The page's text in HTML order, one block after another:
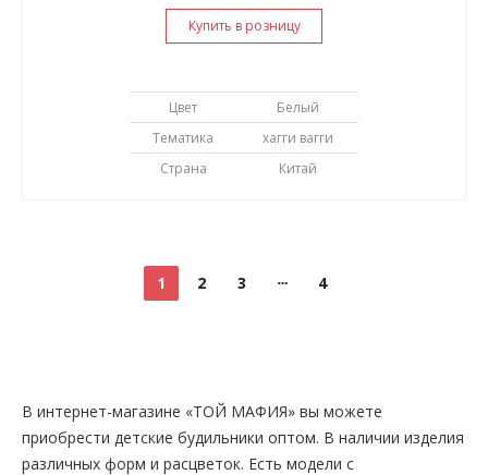
Купить в розницу
Цвет
Белый
Тематика
хагги вагги
Страна
Китай
1 2 3 4
В интернет-магазине «ТОЙ МАФИЯ» вы можете
приобрести детские будильники оптом. В наличии изделия
различных форм и расцветок. Есть модели с